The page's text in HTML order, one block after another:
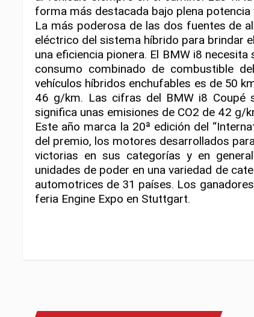
forma más destacada bajo plena potencia
La más poderosa de las dos fuentes de
eléctrico del sistema híbrido para brindar
una eficiencia pionera. El BMW i8
consumo combinado de combustible
vehículos híbridos enchufables es de 50
46 g/km. Las cifras del BMW i8 Coupé
significa unas emisiones de CO2 de 42 g/
Este año marca la 20ª edición del
del premio, los motores desarrollados
victorias en sus categorías y en
unidades de poder en una variedad de
automotrices de 31 países. Los
feria Engine Expo en Stuttgart.